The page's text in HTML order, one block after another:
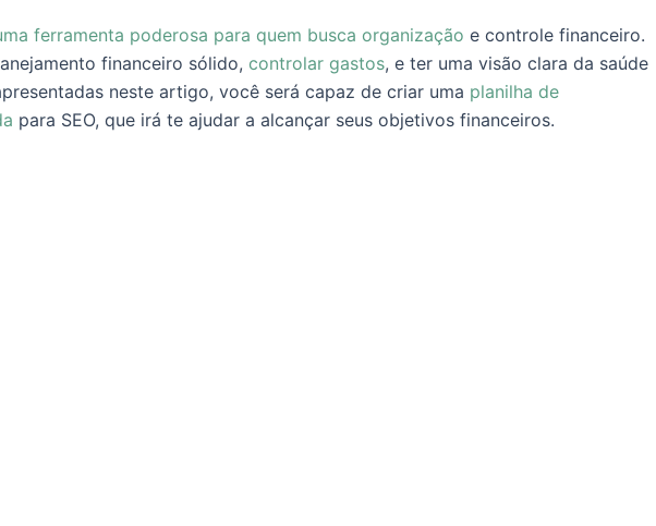
ferramenta poderosa para quem busca organização e controle financeiro.
financeiro sólido, controlar gastos, e ter uma visão clara da saúde
neste artigo, você será capaz de criar uma planilha de
para SEO, que irá te ajudar a alcançar seus objetivos financeiros.